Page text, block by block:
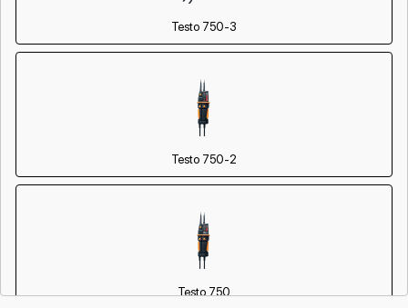
Testo 750-3
Testo 750-2
Testo 750